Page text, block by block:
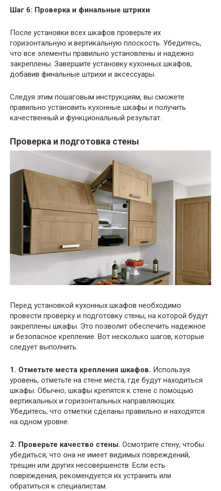
Шаг 6: Проверка и финальные штрихи
После установки всех шкафов проверьте их
горизонтальную и вертикальную плоскость. Убедитесь,
что все элементы правильно установлены и надежно
закреплены. Завершите установку кухонных шкафов,
добавив финальные штрихи и аксессуары.
Следуя этим пошаговым инструкциям, вы сможете
правильно установить кухонные шкафы и получить
качественный и функциональный результат.
Проверка и подготовка стены
Перед установкой кухонных шкафов необходимо
провести проверку и подготовку стены, на которой будут
закреплены шкафы. Это позволит обеспечить надежное
и безопасное крепление. Вот несколько шагов, которые
следует выполнить:
1. Отметьте места крепления шкафов. Используя
уровень, отметьте на стене места, где будут находиться
шкафы. Обычно, шкафы крепятся к стене с помощью
вертикальных и горизонтальных направляющих.
Убедитесь, что отметки сделаны правильно и находятся
на одном уровне.
2. Проверьте качество стены. Осмотрите стену, чтобы
убедиться, что она не имеет видимых повреждений,
трещин или других несовершенств. Если есть
повреждения, рекомендуется их устранить или
обратиться к специалистам.